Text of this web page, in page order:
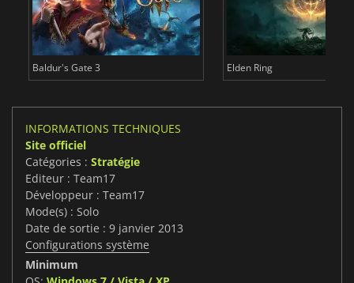
Baldur's Gate 3 Elden Ring
INFORMATIONS TECHNIQUES
Site officiel
Catégories : Stratégie
Editeur : Team17
Développeur : Team17
Mode(s) : Solo
Date de sortie : 9 janvier 2013
Configurations système
Minimum